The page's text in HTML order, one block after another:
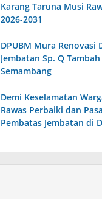
Karang Taruna Musi
2026-2031
DPUBM Mura Renovasi
Jembatan Sp. Q
Semambang
Demi Keselamatan
Rawas Perbaiki dan
Pembatas Jembatan di